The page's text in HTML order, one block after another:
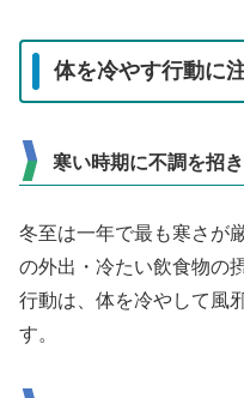
体を冷やす行動に
寒い時期に不調を招
冬至は一年で最も寒さが
の外出・冷たい飲食物の
行動は、体を冷やして風
す。